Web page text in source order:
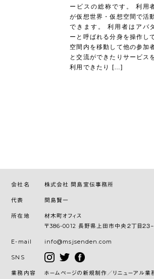
ービスの総称です。 利用
が仮想世界・仮想空間で活
できます。 利用者はアバタ
ーと呼ばれる分身を操作し
空間内を移動して他の参加
と交流ができたりサービス
利用できたり […]
会社名 株式会社 間島宣伝事務所
代表 間島賢一
所在地
材木町オフィス
〒386-0012 長野県上田市中央２丁目２３−
E-mail info@msjsenden.com
SNS
業務内容
ホームページの新規制作／リニューアル業